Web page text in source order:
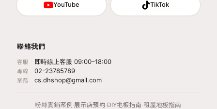
YouTube TikTok
聯絡我們
客服 即時線上客服 09:00–18:00
專線 02-23785789
業務 cs.dhshop@gmail.com
粉絲實鋪案例 ·展示店預約·DIY地板指南 ·租屋地板指南·